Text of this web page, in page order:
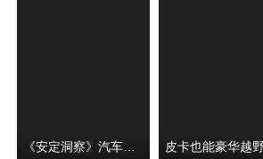
《安定洞察》汽车烧不烧油，和石油安全无关！